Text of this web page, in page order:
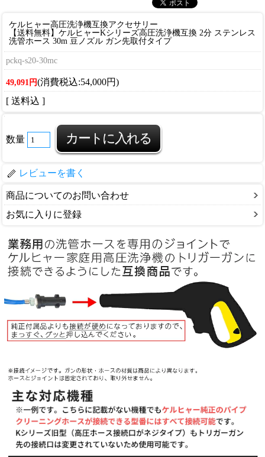
ケルヒャー高圧洗浄機互換アクセサリー
【送料無料】ケルヒャーKシリーズ高圧洗浄機互換 2分 ステンレス
洗管ホース 30m 豆ノズル ガン先取付タイプ
pckq-s20-30mc
49,091円(消費税込:54,000円)
[ 送料込 ]
数量
レビューを書く
商品についてのお問い合わせ
お気に入りに登録